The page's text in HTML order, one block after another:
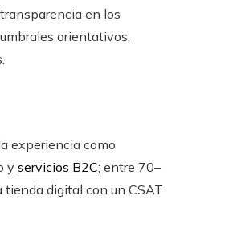
en los
orientativos,
experiencia como
y servicios B2C; entre 70–
tienda digital con un CSAT